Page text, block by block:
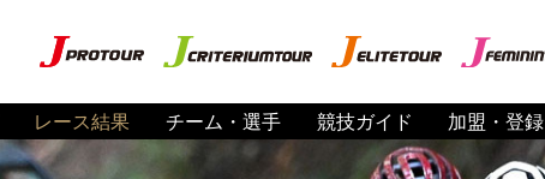
レース結果 チーム・選手 競技ガイド 加盟・登録